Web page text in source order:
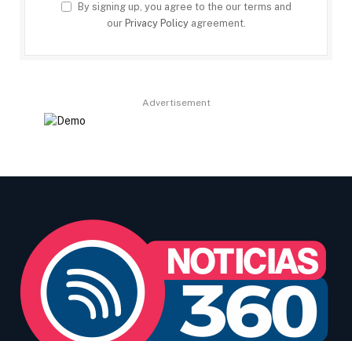
By signing up, you agree to the our terms and
our Privacy Policyagreement.
Advertisement